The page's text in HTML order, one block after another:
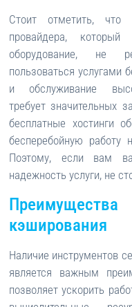
Стоит отметить, что
провайдера, который
оборудование, не
пользоваться услугами
и обслуживание
требует значительных
бесплатные хостинги
бесперебойную
Поэтому, если вам
надежность услуги, не
кэширования
Наличие инструментов
является важным
позволяет ускорить